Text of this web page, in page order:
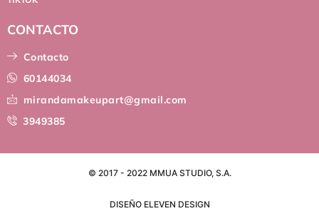
CONTACTO
Contacto
60144034
mirandamakeupart@gmail.com
3949385
© 2017 - 2022 MMUA STUDIO, S.A.
DISEÑO ELEVEN DESIGN